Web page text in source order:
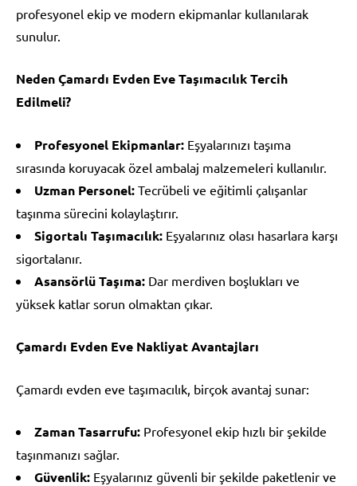
profesyonel ekip ve modern ekipmanlar kullanılarak
sunulur.
Neden Çamardı Evden Eve Taşımacılık Tercih
Edilmeli?
Profesyonel Ekipmanlar: Eşyalarınızı taşıma
sırasında koruyacak özel ambalaj malzemeleri kullanılır.
Uzman Personel: Tecrübeli ve eğitimli çalışanlar
taşınma sürecini kolaylaştırır.
Sigortalı Taşımacılık: Eşyalarınız olası hasarlara karşı
sigortalanır.
Asansörlü Taşıma: Dar merdiven boşlukları ve
yüksek katlar sorun olmaktan çıkar.
Çamardı Evden Eve Nakliyat Avantajları
Çamardı evden eve taşımacılık, birçok avantaj sunar:
Zaman Tasarrufu: Profesyonel ekip hızlı bir şekilde
taşınmanızı sağlar.
Güvenlik: Eşyalarınız güvenli bir şekilde paketlenir ve